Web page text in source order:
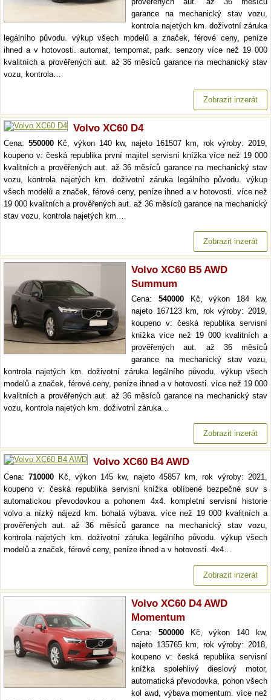
garance na mechanický stav vozu,
kontrola najetých km. doživotní záruka
legálního původu. výkup všech modelů a značek, férové ceny, peníze
ihned a v hotovosti. automat, tempomat, park. senzory více než 19 000
kvalitních a prověřených aut. až 36 měsíců garance na mechanický stav
vozu, kontrola…
Zobrazit inzerát
Volvo XC60 D4
Cena: 550000Kč, výkon 140 kw, najeto 161507 km, rok výroby: 2019,
koupeno v: česká republika první majitel servisní knížka více než 19 000
kvalitních a prověřených aut. až 36 měsíců garance na mechanický stav
vozu, kontrola najetých km. doživotní záruka legálního původu. výkup
všech modelů a značek, férové ceny, peníze ihned a v hotovosti. více než
19 000 kvalitních a prověřených aut. až 36 měsíců garance na mechanický
stav vozu, kontrola najetých km.…
Zobrazit inzerát
Volvo XC60 B5 AWD
Summum
Cena: 540000Kč, výkon 184 kw,
najeto 167123 km, rok výroby: 2019,
koupeno v: česká republika servisní
knížka více než 19 000 kvalitních a
prověřených aut. až 36 měsíců
garance na mechanický stav vozu,
kontrola najetých km. doživotní záruka legálního původu. výkup všech
modelů a značek, férové ceny, peníze ihned a v hotovosti. více než 19 000
kvalitních a prověřených aut. až 36 měsíců garance na mechanický stav
vozu, kontrola najetých km. doživotní záruka…
Zobrazit inzerát
Volvo XC60 B4 AWD
Cena:710000 Kč, výkon 145 kw, najeto 45857 km, rok výroby: 2021,
koupeno v: česká republika servisní knížka oblíbené bezpečné suv s
automatickou převodovkou a pohonem 4x4. kompletní servisní historie
volvo a nízký nájezd km. bohatá výbava. více než 19 000 kvalitních a
prověřených aut. až 36 měsíců garance na mechanický stav vozu,
kontrola najetých km. doživotní záruka legálního původu. výkup všech
modelů a značek, férové ceny, peníze ihned a v hotovosti. 4x4…
Zobrazit inzerát
Volvo XC60 D4 AWD
Momentum
Cena: 500000Kč, výkon 140 kw,
najeto 135765 km, rok výroby: 2018,
koupeno v: česká republika servisní
knížka spolehlivý dieslový motor,
automatická převodovka, pohon všech
kol awd, výbava momentum. více než